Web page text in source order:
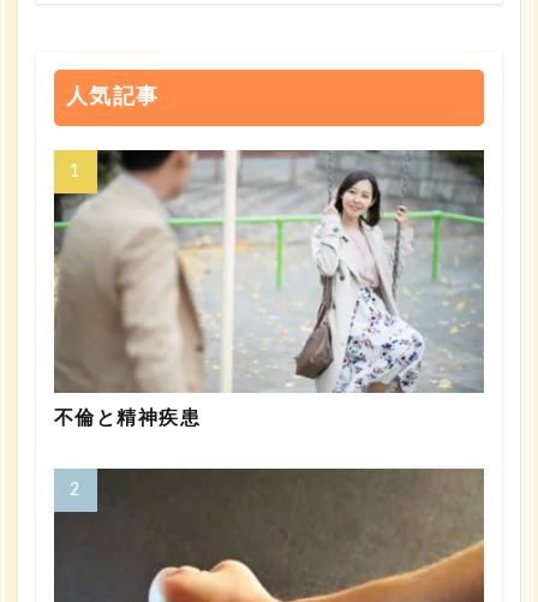
人気記事
不倫と精神疾患